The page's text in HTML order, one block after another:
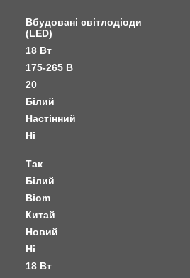
Вбудовані світлодіоди
(LED)
18 Вт
175-265 В
20
Білий
Настінний
Ні
Так
Білий
Biom
Китай
Новий
Ні
18 Вт